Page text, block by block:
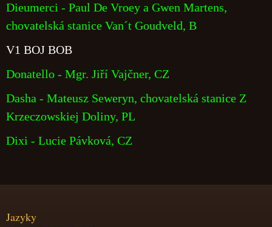
Dieumerci - Paul De Vroey a Gwen Martens,
chovatelská stanice Van´t Goudveld, B
V1 BOJ BOB
Donatello - Mgr. Jiří Vajčner, CZ
Dasha - Mateusz Seweryn, chovatelská stanice Z
Krzeczowskiej Doliny, PL
Dixi - Lucie Pávková, CZ
Jazyky